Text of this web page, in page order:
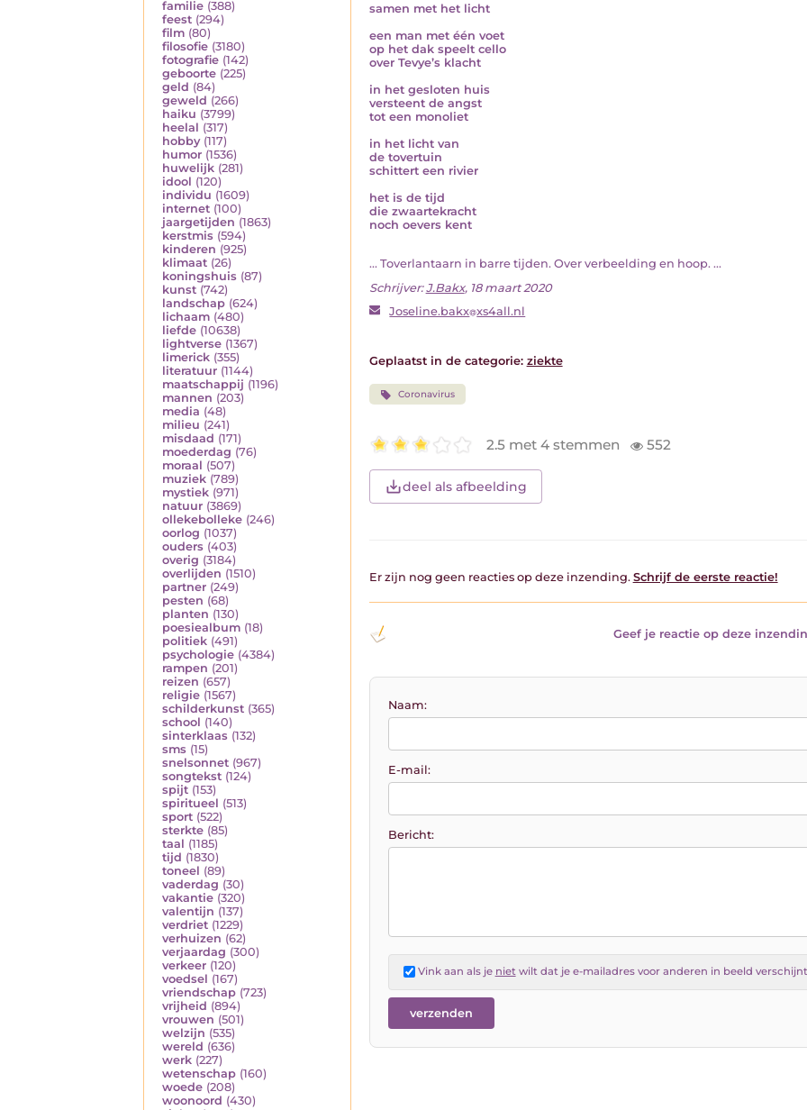
familie (388)
feest (294)
film (80)
filosofie (3180)
fotografie (142)
geboorte (225)
geld (84)
geweld (266)
haiku (3799)
heelal (317)
hobby (117)
humor (1536)
huwelijk (281)
idool (120)
individu (1609)
internet (100)
jaargetijden (1863)
kerstmis (594)
kinderen (925)
klimaat (26)
koningshuis (87)
kunst (742)
landschap (624)
lichaam (480)
liefde (10638)
lightverse (1367)
limerick (355)
literatuur (1144)
maatschappij (1196)
mannen (203)
media (48)
milieu (241)
misdaad (171)
moederdag (76)
moraal (507)
muziek (789)
mystiek (971)
natuur (3869)
ollekebolleke (246)
oorlog (1037)
ouders (403)
overig (3184)
overlijden (1510)
partner (249)
pesten (68)
planten (130)
poesiealbum (18)
politiek (491)
psychologie (4384)
rampen (201)
reizen (657)
religie (1567)
schilderkunst (365)
school (140)
sinterklaas (132)
sms (15)
snelsonnet (967)
songtekst (124)
spijt (153)
spiritueel (513)
sport (522)
sterkte (85)
taal (1185)
tijd (1830)
toneel (89)
vaderdag (30)
vakantie (320)
valentijn (137)
verdriet (1229)
verhuizen (62)
verjaardag (300)
verkeer (120)
voedsel (167)
vriendschap (723)
vrijheid (894)
vrouwen (501)
welzijn (535)
wereld (636)
werk (227)
wetenschap (160)
woede (208)
woonoord (430)
samen met het licht
een man met één voet
op het dak speelt cello
over Tevye’s klacht
in het gesloten huis
versteent de angst
tot een monoliet
in het licht van
de tovertuin
schittert een rivier
het is de tijd
die zwaartekracht
noch oevers kent
... Toverlantaarn in barre tijden. Over verbeelding en hoop. ...
Schrijver:J.Bakx, 18 maart 2020
Joseline.bakx xs4all.nl
Geplaatst in de categorie: ziekte
Coronavirus
2.5 met 4 stemmen 552
deel als afbeelding
Er zijn nog geen reacties op deze inzending. Schrijf de eerste reactie!
Geef je reactie op deze
Naam:
E-mail:
Bericht:
Vink aan als je nietwilt dat je e-mailadres voor anderen in beeld verschijnt